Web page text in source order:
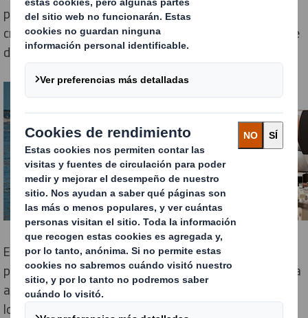
productos de packaging, dando así respuesta a la
creciente demanda de productos sostenibles por parte
de clientes y consumidores.
Este movimiento podría hacer que DS Smith fuera
pionera en el sector en la utilización de algas como fibra
alternativa a la madera en su packaging. Tras realizar
los primeros ensayos, la empresa está estudiando el